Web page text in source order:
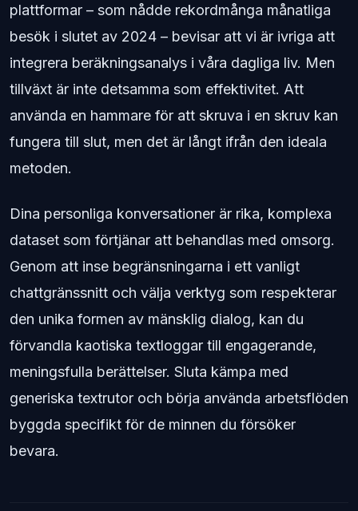
plattformar – som nådde rekordmånga månatliga
besök i slutet av 2024 – bevisar att vi är ivriga att
integrera beräkningsanalys i våra dagliga liv. Men
tillväxt är inte detsamma som effektivitet. Att
använda en hammare för att skruva i en skruv kan
fungera till slut, men det är långt ifrån den ideala
metoden.
Dina personliga konversationer är rika, komplexa
dataset som förtjänar att behandlas med omsorg.
Genom att inse begränsningarna i ett vanligt
chattgränssnitt och välja verktyg som respekterar
den unika formen av mänsklig dialog, kan du
förvandla kaotiska textloggar till engagerande,
meningsfulla berättelser. Sluta kämpa med
generiska textrutor och börja använda arbetsflöden
byggda specifikt för de minnen du försöker
bevara.